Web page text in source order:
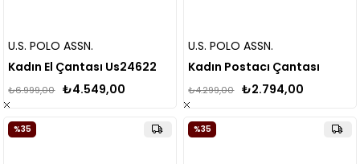
U.S. POLO ASSN.
Kadın El Çantası Us24622
₺4.549,00
₺6.999,00
U.S. POLO ASSN.
Kadın Postacı Çantası
₺2.794,00
₺4.299,00
%35 %35